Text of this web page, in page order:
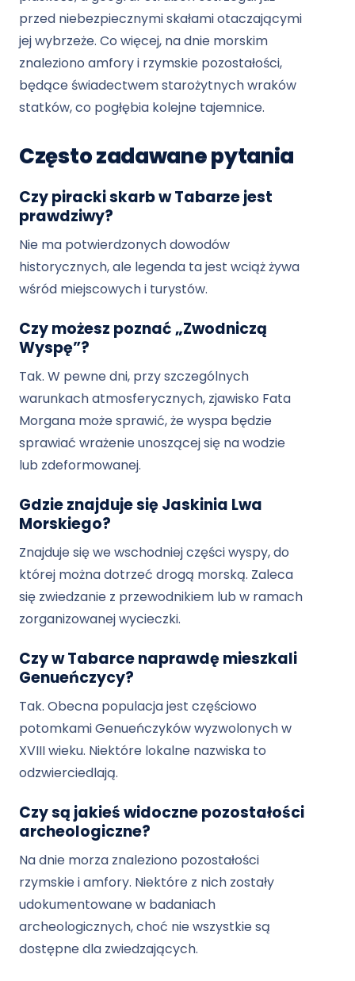
przed niebezpiecznymi skałami otaczającymi
jej wybrzeże. Co więcej, na dnie morskim
znaleziono amfory i rzymskie pozostałości,
będące świadectwem starożytnych wraków
statków, co pogłębia kolejne tajemnice.
Często zadawane pytania
Czy piracki skarb w Tabarze jest
prawdziwy?
Nie ma potwierdzonych dowodów
historycznych, ale legenda ta jest wciąż żywa
wśród miejscowych i turystów.
Czy możesz poznać „Zwodniczą
Wyspę”?
Tak. W pewne dni, przy szczególnych
warunkach atmosferycznych, zjawisko Fata
Morgana może sprawić, że wyspa będzie
sprawiać wrażenie unoszącej się na wodzie
lub zdeformowanej.
Gdzie znajduje się Jaskinia Lwa
Morskiego?
Znajduje się we wschodniej części wyspy, do
której można dotrzeć drogą morską. Zaleca
się zwiedzanie z przewodnikiem lub w ramach
zorganizowanej wycieczki.
Czy w Tabarce naprawdę mieszkali
Genueńczycy?
Tak. Obecna populacja jest częściowo
potomkami Genueńczyków wyzwolonych w
XVIII wieku. Niektóre lokalne nazwiska to
odzwierciedlają.
Czy są jakieś widoczne pozostałości
archeologiczne?
Na dnie morza znaleziono pozostałości
rzymskie i amfory. Niektóre z nich zostały
udokumentowane w badaniach
archeologicznych, choć nie wszystkie są
dostępne dla zwiedzających.